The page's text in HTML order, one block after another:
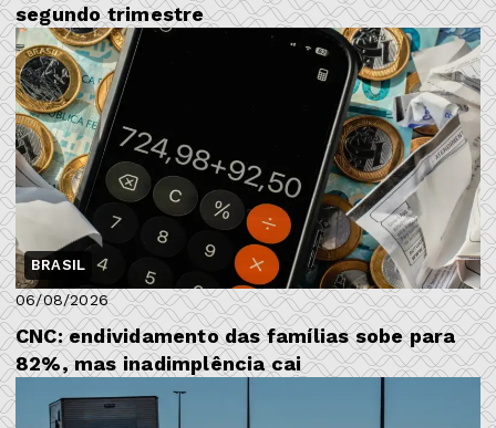
segundo trimestre
BRASIL
06/08/2026
CNC: endividamento das famílias sobe para
82%, mas inadimplência cai